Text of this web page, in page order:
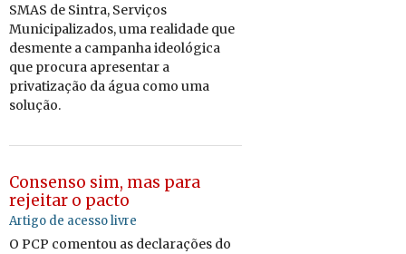
SMAS de Sintra, Ser­viços
Mu­ni­ci­pa­li­zados, uma re­a­li­dade que
des­mente a cam­panha ide­o­ló­gica
que pro­cura apre­sentar a
pri­va­ti­zação da água como uma
so­lução.
Consenso sim, mas para
rejeitar o pacto
Artigo de acesso livre
O PCP comentou as declarações do